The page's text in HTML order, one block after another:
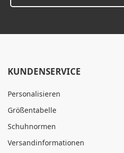
KUNDENSERVICE
Personalisieren
Größentabelle
Schuhnormen
Versandinformationen